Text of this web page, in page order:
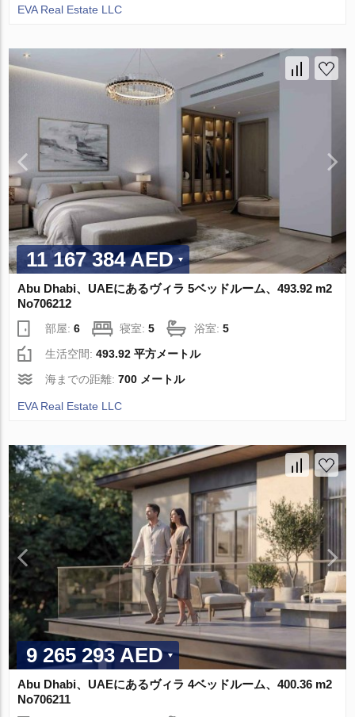
EVA Real Estate LLC
11 167 384 AED
Abu Dhabi、UAEにあるヴィラ 5ベッドルーム、493.92 m2
No706212
部屋:6 寝室:5 浴室:5
生活空間:493.92 平方メートル
海までの距離:700 メートル
EVA Real Estate LLC
9 265 293 AED
Abu Dhabi、UAEにあるヴィラ 4ベッドルーム、400.36 m2
No706211